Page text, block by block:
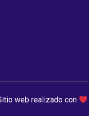
web realizado con